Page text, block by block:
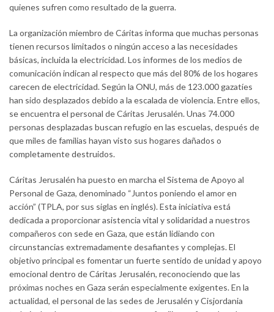
quienes sufren como resultado de la guerra.
La organización miembro de Cáritas informa que muchas personas
tienen recursos limitados o ningún acceso a las necesidades
básicas, incluida la electricidad. Los informes de los medios de
comunicación indican al respecto que más del 80% de los hogares
carecen de electricidad. Según la ONU, más de 123.000 gazatíes
han sido desplazados debido a la escalada de violencia. Entre ellos,
se encuentra el personal de Cáritas Jerusalén. Unas 74.000
personas desplazadas buscan refugio en las escuelas, después de
que miles de familias hayan visto sus hogares dañados o
completamente destruidos.
Cáritas Jerusalén ha puesto en marcha el Sistema de Apoyo al
Personal de Gaza, denominado “Juntos poniendo el amor en
acción” (TPLA, por sus siglas en inglés). Esta iniciativa está
dedicada a proporcionar asistencia vital y solidaridad a nuestros
compañeros con sede en Gaza, que están lidiando con
circunstancias extremadamente desafiantes y complejas. El
objetivo principal es fomentar un fuerte sentido de unidad y apoyo
emocional dentro de Cáritas Jerusalén, reconociendo que las
próximas noches en Gaza serán especialmente exigentes. En la
actualidad, el personal de las sedes de Jerusalén y Cisjordania